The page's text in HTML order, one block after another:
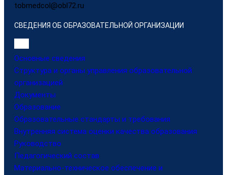
tobmedcol@obl72.ru
СВЕДЕНИЯ ОБ ОБРАЗОВАТЕЛЬНОЙ ОРГАНИЗАЦИИ
Основные сведения
Структура и органы управления образовательной
организацией
Документы
Образование
Образовательные стандарты и требования
Внутренняя система оценки качества образования
Руководство
Педагогический состав
Материально-техническое обеспечение и